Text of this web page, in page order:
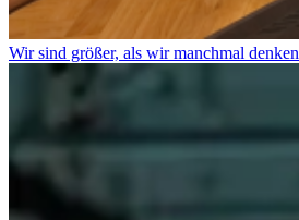
Wir sind größer, als wir manchmal denken